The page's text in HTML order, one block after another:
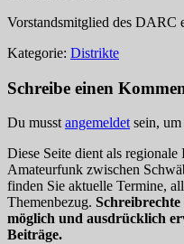
Vorstandsmitglied des DARC
Kategorie: Distrikte
Schreibe einen
Du musst angemeldet sein,
Diese Seite dient als
Amateurfunk zwischen
finden Sie aktuelle Termine,
Themenbezug.
möglich und ausdrücklich
Beiträge.